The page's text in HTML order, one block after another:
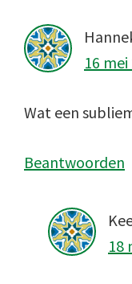
16
Wat een
Beantwoorden
18